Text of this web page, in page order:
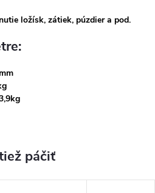
ložísk, zátiek, púzdier a pod.